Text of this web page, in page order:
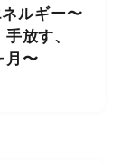
ルギー〜
放す、
月〜